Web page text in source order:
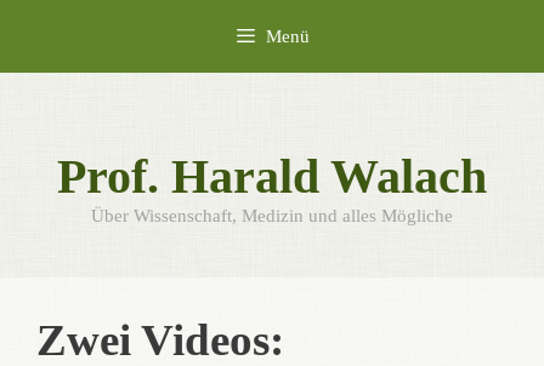
springen
Menü
Prof. Harald Walach
Über Wissenschaft, Medizin und alles Mögliche
Zwei Videos: